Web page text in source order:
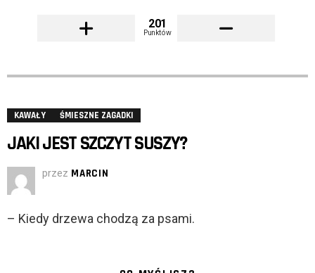
201
Punktów
KAWAŁY ŚMIESZNE ZAGADKI
JAKI JEST SZCZYT SUSZY?
przez MARCIN
– Kiedy drzewa chodzą za psami.